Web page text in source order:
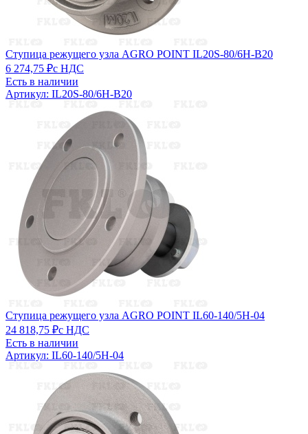
Ступица режущего узла AGRO POINT IL20S-80/6H-B20
6 274,75 ₽с НДС
Есть в наличии
Артикул: IL20S-80/6H-B20
Ступица режущего узла AGRO POINT IL60-140/5H-04
24 818,75 ₽с НДС
Есть в наличии
Артикул: IL60-140/5H-04